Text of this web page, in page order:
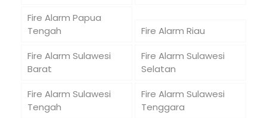
Fire Alarm Papua
Tengah
Fire Alarm Riau
Fire Alarm Sulawesi
Barat
Fire Alarm Sulawesi
Selatan
Fire Alarm Sulawesi
Tengah
Fire Alarm Sulawesi
Tenggara